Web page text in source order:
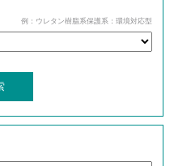
例：ウレタン樹脂系保護系：環境対応型